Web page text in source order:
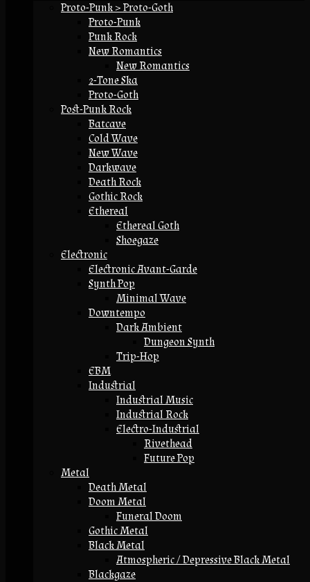
Proto-Punk > Proto-Goth
Proto-Punk
Punk Rock
New Romantics
New Romantics
2-Tone Ska
Proto-Goth
Post-Punk Rock
Batcave
Cold Wave
New Wave
Darkwave
Death Rock
Gothic Rock
Ethereal
Ethereal Goth
Shoegaze
Electronic
Electronic Avant-Garde
Synth Pop
Minimal Wave
Downtempo
Dark Ambient
Dungeon Synth
Trip-Hop
EBM
Industrial
Industrial Music
Industrial Rock
Electro-Industrial
Rivethead
Future Pop
Metal
Death Metal
Doom Metal
Funeral Doom
Gothic Metal
Black Metal
Atmospheric / Depressive Black Metal
Blackgaze